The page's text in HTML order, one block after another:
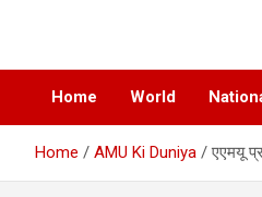
Chatiankh
Home World
Home AMU Ki Duniya एएमयू